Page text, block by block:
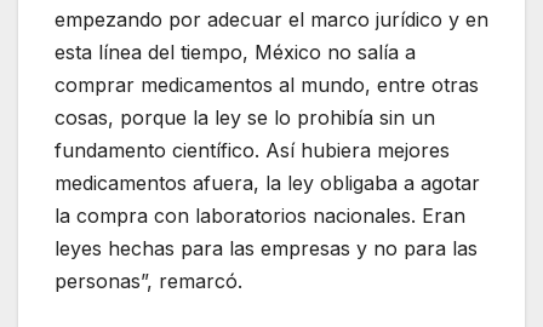
empezando por adecuar el marco jurídico y en
esta línea del tiempo, México no salía a
comprar medicamentos al mundo, entre otras
cosas, porque la ley se lo prohibía sin un
fundamento científico. Así hubiera mejores
medicamentos afuera, la ley obligaba a agotar
la compra con laboratorios nacionales. Eran
leyes hechas para las empresas y no para las
personas”, remarcó.